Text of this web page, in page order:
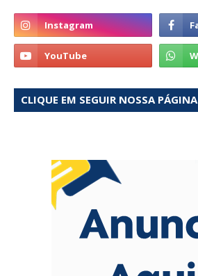
CLIQUE EM SEGUIR NOSSA PÁGINA